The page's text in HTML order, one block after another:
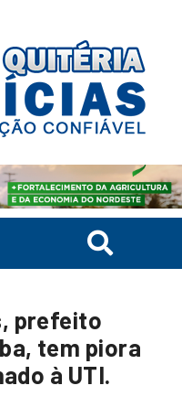
prefeito
tem piora
à UTI.